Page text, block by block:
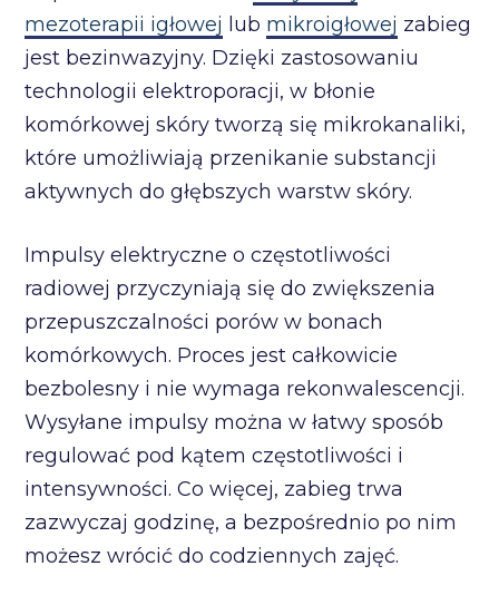
mezoterapii igłowej lub mikroigłowej zabieg
jest bezinwazyjny. Dzięki zastosowaniu
technologii elektroporacji, w błonie
komórkowej skóry tworzą się mikrokanaliki,
które umożliwiają przenikanie substancji
aktywnych do głębszych warstw skóry.
Impulsy elektryczne o częstotliwości
radiowej przyczyniają się do zwiększenia
przepuszczalności porów w bonach
komórkowych. Proces jest całkowicie
bezbolesny i nie wymaga rekonwalescencji.
Wysyłane impulsy można w łatwy sposób
regulować pod kątem częstotliwości i
intensywności. Co więcej, zabieg trwa
zazwyczaj godzinę, a bezpośrednio po nim
możesz wrócić do codziennych zajęć.